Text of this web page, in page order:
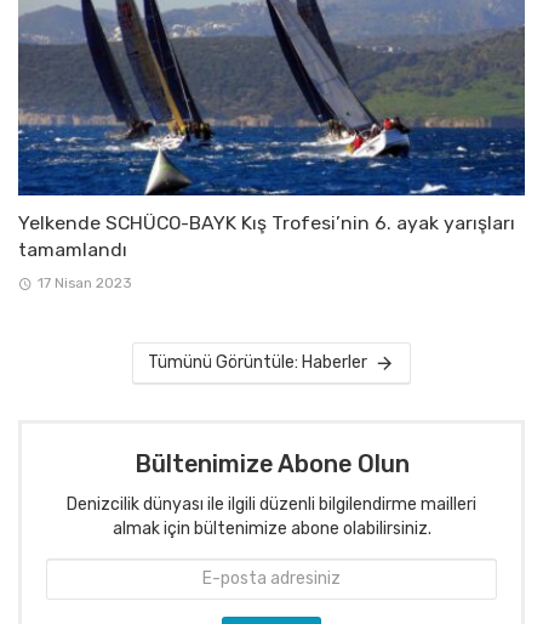
Yelkende SCHÜCO-BAYK Kış Trofesi’nin 6. ayak yarışları
tamamlandı
17 Nisan 2023
Tümünü Görüntüle: Haberler
Bültenimize Abone Olun
Denizcilik dünyası ile ilgili düzenli bilgilendirme mailleri
almak için bültenimize abone olabilirsiniz.